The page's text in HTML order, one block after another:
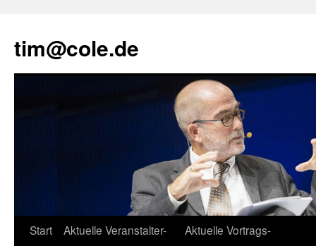
tim@cole.de
Start
Aktuelle Veranstalter-
Aktuelle Vortrags-